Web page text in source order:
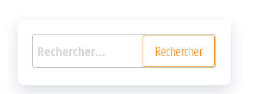
Rechercher :